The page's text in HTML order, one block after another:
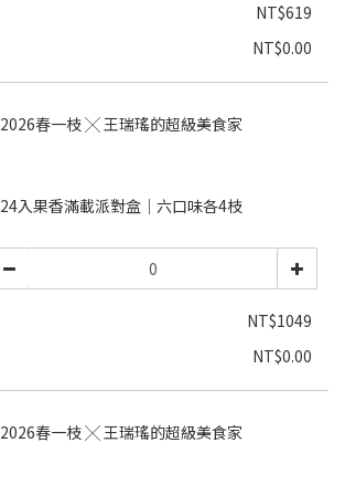
NT$619
NT$0.00
2026春一枝 ╳ 王瑞瑤的超級美食家
24入果香滿載派對盒｜六口味各4枝
NT$1049
NT$0.00
2026春一枝 ╳ 王瑞瑤的超級美食家